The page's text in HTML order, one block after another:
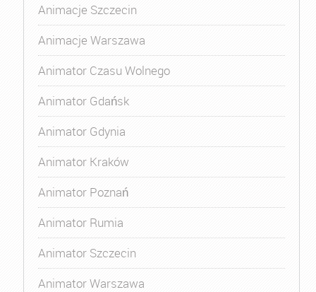
Animacje Szczecin
Animacje Warszawa
Animator Czasu Wolnego
Animator Gdańsk
Animator Gdynia
Animator Kraków
Animator Poznań
Animator Rumia
Animator Szczecin
Animator Warszawa